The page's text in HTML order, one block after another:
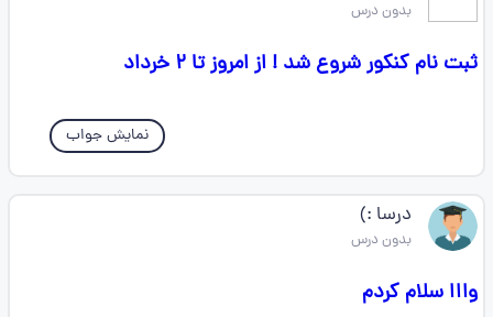
بدون درس
ثبت نام کنکور شروع شد ! از امروز تا ۲ خرداد
نمایش جواب
درسا :)
بدون درس
وااا سلام کردم